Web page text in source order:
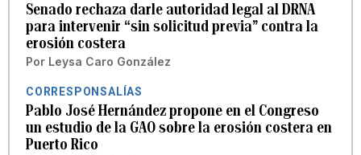
Senado rechaza darle autoridad legal al DRNA
para intervenir “sin solicitud previa” contra la
erosión costera
Por Leysa Caro González
CORRESPONSALÍAS
Pablo José Hernández propone en el Congreso
un estudio de la GAO sobre la erosión costera en
Puerto Rico